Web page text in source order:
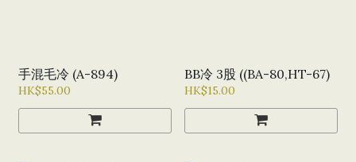
手混毛冷 (A-894)
HK$55.00
BB冷 3股 ((BA-80,HT-67)
HK$15.00